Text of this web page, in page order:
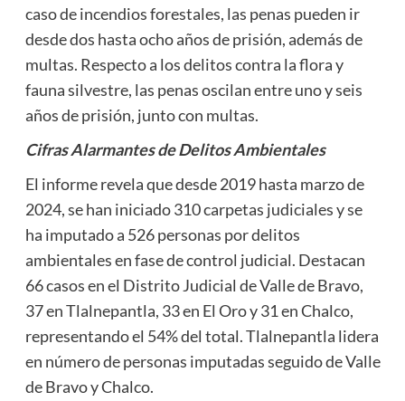
caso de incendios forestales, las penas pueden ir
desde dos hasta ocho años de prisión, además de
multas. Respecto a los delitos contra la flora y
fauna silvestre, las penas oscilan entre uno y seis
años de prisión, junto con multas.
Cifras Alarmantes de Delitos Ambientales
El informe revela que desde 2019 hasta marzo de
2024, se han iniciado 310 carpetas judiciales y se
ha imputado a 526 personas por delitos
ambientales en fase de control judicial. Destacan
66 casos en el Distrito Judicial de Valle de Bravo,
37 en Tlalnepantla, 33 en El Oro y 31 en Chalco,
representando el 54% del total. Tlalnepantla lidera
en número de personas imputadas seguido de Valle
de Bravo y Chalco.